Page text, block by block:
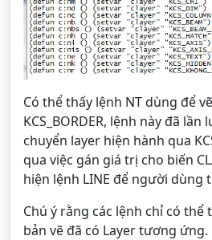
Có thể thấy lệnh NT dùng để
KCS_BORDER, lệnh này đã
chuyển layer hiện hành qua
qua việc gán giá trị cho biến
hiện lệnh LINE để người dùng
Chú ý rằng các lệnh chỉ có
bản vẽ đã có Layer tương ứng.